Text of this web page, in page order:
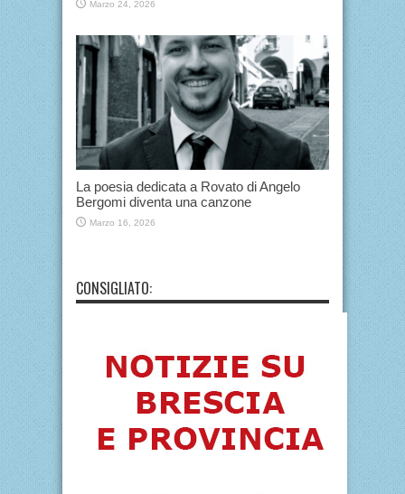
Marzo 24, 2026
La poesia dedicata a Rovato di Angelo
Bergomi diventa una canzone
Marzo 16, 2026
CONSIGLIATO: